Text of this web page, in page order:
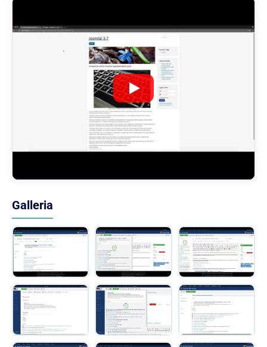
Galleria